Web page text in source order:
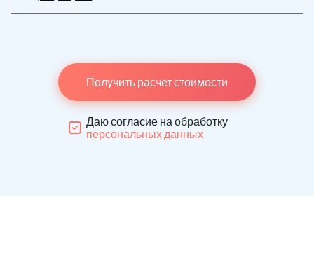
Получить расчет стоимости
Даю согласие на обработку
персональных данных